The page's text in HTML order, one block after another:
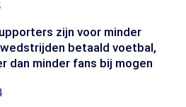
zijn voor minder
betaald voetbal,
dan minder fans bij mogen